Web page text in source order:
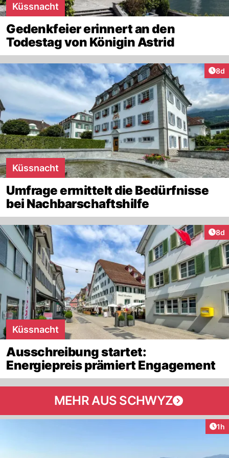
Küssnacht
Gedenkfeier erinnert an den
Todestag von Königin Astrid
8d
Küssnacht
Umfrage ermittelt die Bedürfnisse
bei Nachbarschaftshilfe
8d
Küssnacht
Ausschreibung startet:
Energiepreis prämiert Engagement
MEHR AUS SCHWYZ
1h